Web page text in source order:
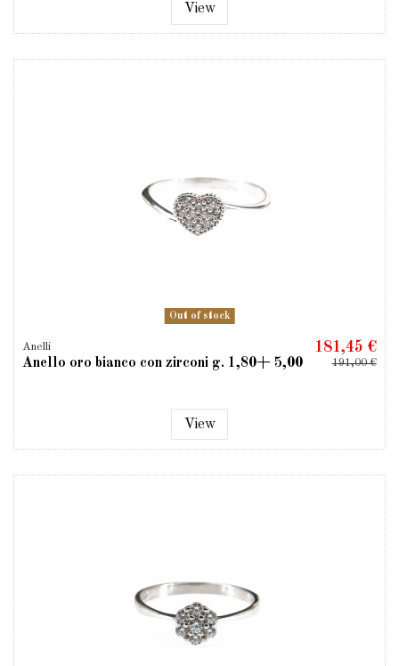
View
Out of stock
Anelli
Anello oro bianco con zirconi g. 1,80+ 5,00
181,45 €
191,00 €
View